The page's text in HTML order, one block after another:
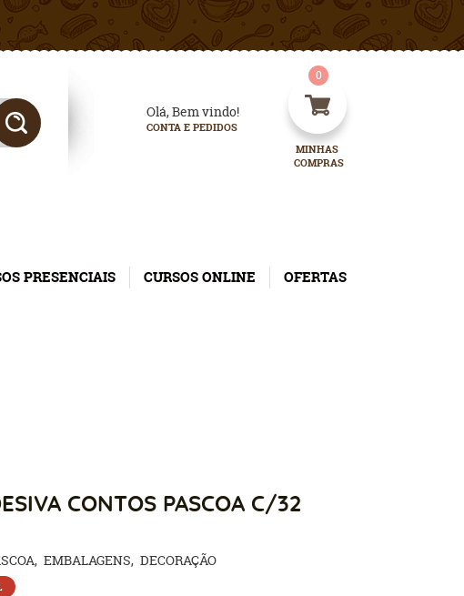
Olá, Bem vindo!
CONTA E PEDIDOS
MINHAS
COMPRAS
0
PRESENCIAIS CURSOS ONLINE OFERTAS
CONTOS PASCOA C/32
EMBALAGENS DECORAÇÃO